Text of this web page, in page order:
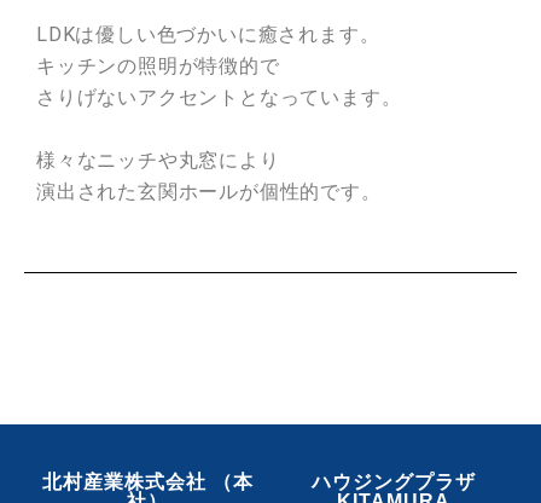
LDKは優しい色づかいに癒されます。
キッチンの照明が特徴的で
さりげないアクセントとなっています。
様々なニッチや丸窓により
演出された玄関ホールが個性的です。
北村産業株式会社 （本
ハウジングプラザ